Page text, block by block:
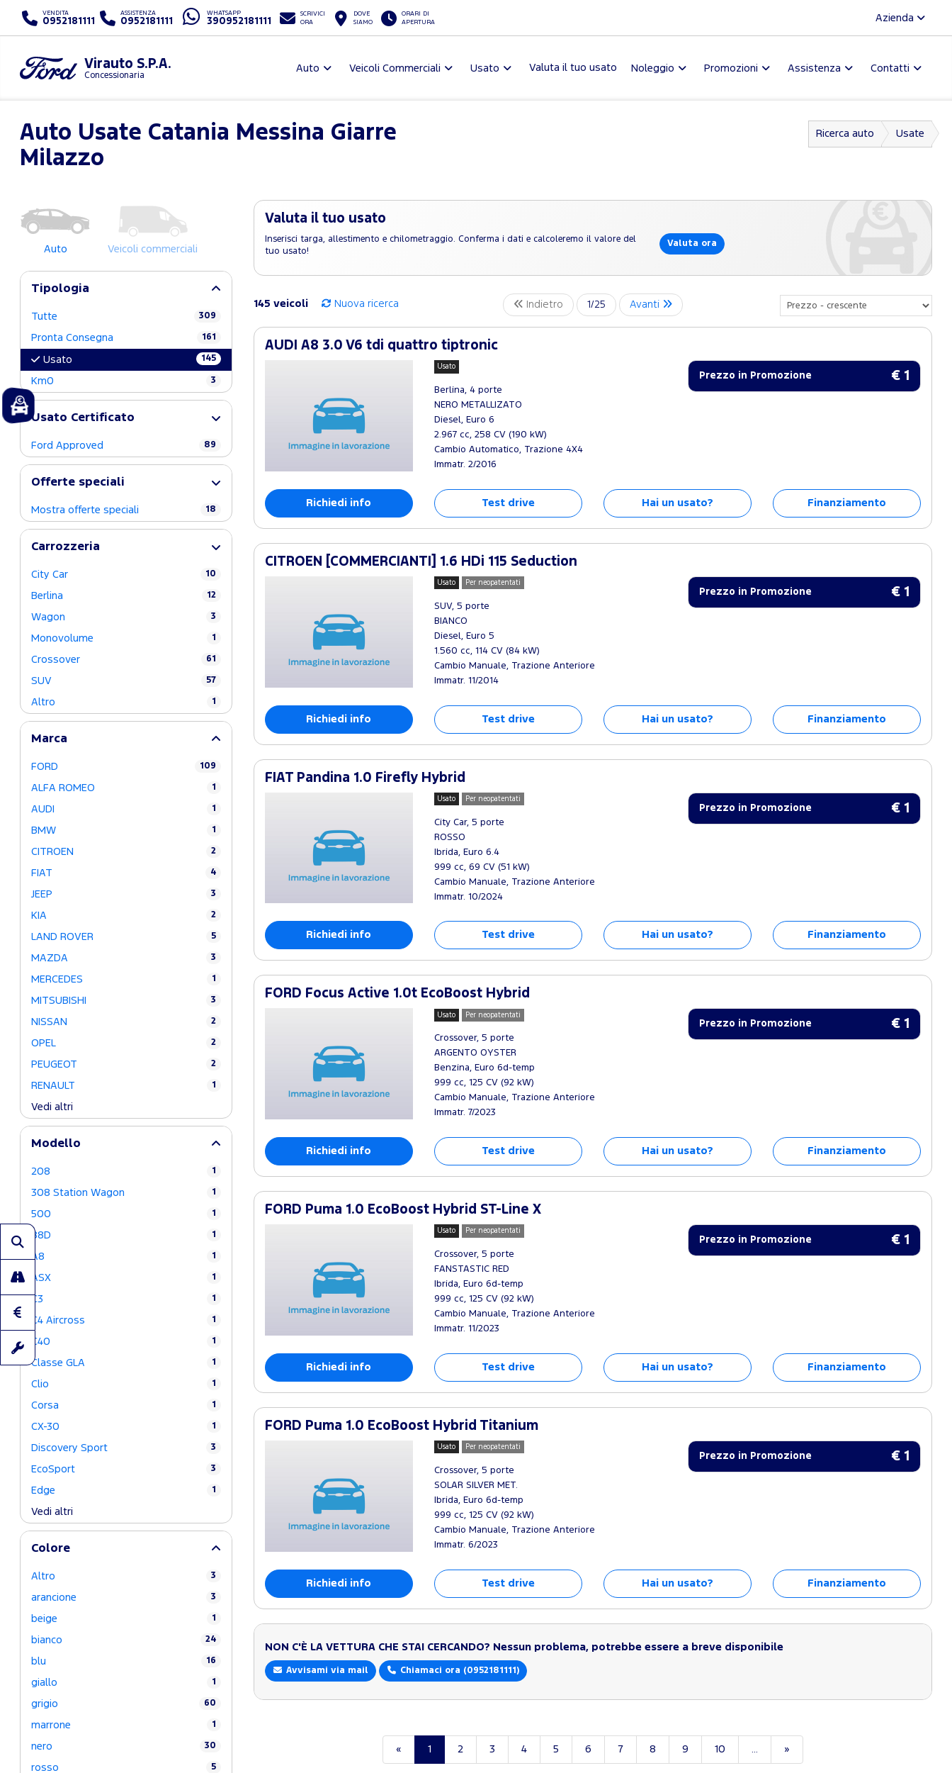
VENDITA
0952181111
ASSISTENZA
0952181111
WHATSAPP
390952181111
SCRIVICI
ORA
DOVE
SIAMO
ORARI DI
APERTURA
Azienda
Virauto S.P.A.
Concessionaria
Auto Veicoli Commerciali Usato Valuta il tuo usato Noleggio Promozioni Assistenza Contatti
Auto Usate Catania Messina Giarre
Milazzo
Ricerca auto Usate
Auto Veicoli commerciali
Tipologia
Tutte 309
Pronta Consegna 161
Usato 145
Km0 3
Usato Certificato
Ford Approved 89
Offerte speciali
Mostra offerte speciali 18
Carrozzeria
City Car 10
Berlina 12
Wagon 3
Monovolume 1
Crossover 61
SUV 57
Altro 1
Marca
FORD 109
ALFA ROMEO 1
AUDI 1
BMW 1
CITROEN 2
FIAT 4
JEEP 3
KIA 2
LAND ROVER 5
MAZDA 3
MERCEDES 1
MITSUBISHI 3
NISSAN 2
OPEL 2
PEUGEOT 2
RENAULT 1
Vedi altri
Modello
208 1
308 Station Wagon 1
500 1
88D 1
A8 1
ASX 1
C3 1
C4 Aircross 1
C40 1
Classe GLA 1
Clio 1
Corsa 1
CX-30 1
Discovery Sport 3
EcoSport 3
Edge 1
Vedi altri
Colore
Altro 3
arancione 3
beige 1
bianco 24
blu 16
giallo 1
grigio 60
marrone 1
nero 30
rosso 5
Valuta il tuo usato
Inserisci targa, allestimento e chilometraggio. Conferma i dati e calcoleremo il valore del
tuo usato!
Valuta ora
145 veicoli Nuova ricerca Indietro 1/25 Avanti
AUDI A8 3.0 V6 tdi quattro tiptronic
Usato
Berlina, 4 porte
NERO METALLIZATO
Diesel, Euro 6
2.967 cc, 258 CV (190 kW)
Cambio Automatico, Trazione 4X4
Immatr. 2/2016
Prezzo in Promozione € 1
Richiedi info Test drive Hai un usato? Finanziamento
CITROEN [COMMERCIANTI] 1.6 HDi 115 Seduction
Usato Per neopatentati
SUV, 5 porte
BIANCO
Diesel, Euro 5
1.560 cc, 114 CV (84 kW)
Cambio Manuale, Trazione Anteriore
Immatr. 11/2014
Prezzo in Promozione € 1
Richiedi info Test drive Hai un usato? Finanziamento
FIAT Pandina 1.0 Firefly Hybrid
Usato Per neopatentati
City Car, 5 porte
ROSSO
Ibrida, Euro 6.4
999 cc, 69 CV (51 kW)
Cambio Manuale, Trazione Anteriore
Immatr. 10/2024
Prezzo in Promozione € 1
Richiedi info Test drive Hai un usato? Finanziamento
FORD Focus Active 1.0t EcoBoost Hybrid
Usato Per neopatentati
Crossover, 5 porte
ARGENTO OYSTER
Benzina, Euro 6d-temp
999 cc, 125 CV (92 kW)
Cambio Manuale, Trazione Anteriore
Immatr. 7/2023
Prezzo in Promozione € 1
Richiedi info Test drive Hai un usato? Finanziamento
FORD Puma 1.0 EcoBoost Hybrid ST-Line X
Usato Per neopatentati
Crossover, 5 porte
FANSTASTIC RED
Ibrida, Euro 6d-temp
999 cc, 125 CV (92 kW)
Cambio Manuale, Trazione Anteriore
Immatr. 11/2023
Prezzo in Promozione € 1
Richiedi info Test drive Hai un usato? Finanziamento
FORD Puma 1.0 EcoBoost Hybrid Titanium
Usato Per neopatentati
Crossover, 5 porte
SOLAR SILVER MET.
Ibrida, Euro 6d-temp
999 cc, 125 CV (92 kW)
Cambio Manuale, Trazione Anteriore
Immatr. 6/2023
Prezzo in Promozione € 1
Richiedi info Test drive Hai un usato? Finanziamento
NON C'È LA VETTURA CHE STAI CERCANDO? Nessun problema, potrebbe essere a breve disponibile
Avvisami via mail Chiamaci ora (0952181111)
« 1 2 3 4 5 6 7 8 9 10 »